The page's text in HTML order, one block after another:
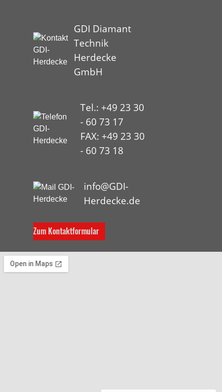
GDI Diamant
Technik
Herdecke
GmbH
Tel.: +49 23 30
- 60 73 17
FAX: +49 23 30
- 60 73 18
info@GDI-
Herdecke.de
Zum Kontaktformular